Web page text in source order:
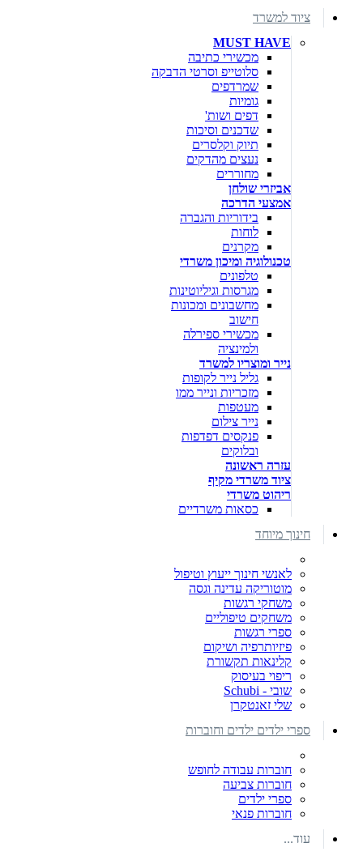
ציוד למשרד
MUST HAVE
מכשירי כתיבה
סלוטייפ וסרטי הדבקה
שמרדפים
גומיות
דפים ושות'
שדכנים וסיכות
תיוק וקלסרים
נעצים מהדקים
מחוררים
אביזרי שולחן
אמצעי הדרכה
בידוריות והגברה
לוחות
מקרנים
טכנולוגיה ומיכון משרדי
טלפונים
מגרסות וגיליוטינות
מחשבונים ומכונות
חישוב
מכשירי ספירלה
ולמינציה
נייר ומוצריו למשרד
גליל נייר לקופות
מזכריות ונייר ממו
מעטפות
נייר צילום
פנקסים דפדפות
ובלוקים
עזרה ראשונה
ציוד משרדי מקיף
ריהוט משרדי
כסאות משרדיים
חינוך מיוחד
לאנשי חינוך ייעוץ וטיפול
מוטוריקה עדינה וגסה
משחקי רגשות
משחקים טיפוליים
ספרי רגשות
פיזיותרפיה ושיקום
קלינאות תקשורת
ריפוי בעיסוק
שובי - Schubi
שלי זאנטקרן
ספרי ילדים ילדים וחוברות
חוברות עבודה לחופש
חוברות צביעה
ספרי ילדים
חוברות פנאי
עוד...